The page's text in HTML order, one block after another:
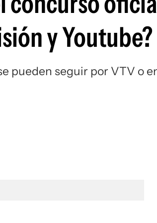
y Youtube?
pueden seguir por VTV o